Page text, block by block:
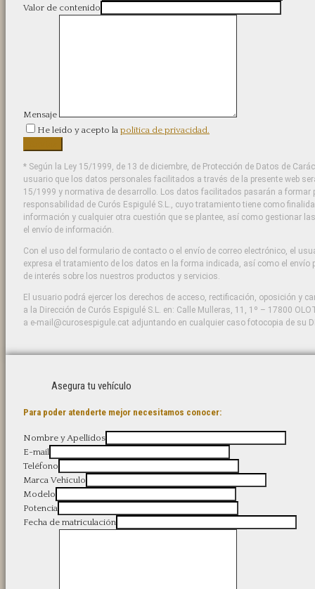
Valor de contenido
Mensaje
He leído y acepto la política de privacidad.
* Según la Ley 15/1999, de 13 de diciembre, de Protección de Datos de
usuario que los datos personales facilitados a través de la presente web
15/1999 y normativa de desarrollo. Los datos facilitados pasarán a formar
responsabilidad de Curós Espigulé S.L., cuyo tratamiento tiene como
información y cualquier otra cuestión que se plantee, así como gestionar
el envío de información.
Con el uso del formulario de contacto o el envío de correo electrónico, el
expresa el tratamiento de los datos en la forma indicada, así como el
de interés sobre los nuestros productos y servicios.
El usuario podrá ejercer los derechos de acceso, rectificación, oposición y
a la Dirección de Curós Espigulé S.L. en: Calle Mulleras, 11, 1º – 17800
a e-mail@curosespigule.cat adjuntando en cualquier caso fotocopia de su
Asegura tu vehículo
Para poder atenderte mejor necesitamos conocer:
Nombre y Apellidos
E-mail
Teléfono
Marca Vehículo
Modelo
Potencia
Fecha de matriculación